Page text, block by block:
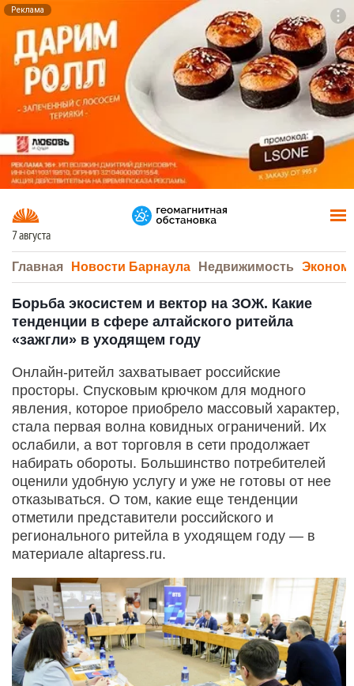
Реклама
7 августа
Главная Новости Барнаула Недвижимость
Борьба экосистем и вектор на ЗОЖ. Какие
тенденции в сфере алтайского ритейла
«зажгли» в уходящем году
Онлайн-ритейл захватывает российские
просторы. Спусковым крючком для модного
явления, которое приобрело массовый характер,
стала первая волна ковидных ограничений. Их
ослабили, а вот торговля в сети продолжает
набирать обороты. Большинство потребителей
оценили удобную услугу и уже не готовы от нее
отказываться. О том, какие еще тенденции
отметили представители российского и
регионального ритейла в уходящем году — в
материале altapress.ru.